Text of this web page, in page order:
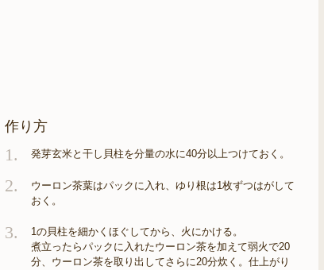
作り方
1. 発芽玄米と干し貝柱を分量の水に40分以上つけておく。
2.
ウーロン茶葉はパックに入れ、ゆり根は1枚ずつはがして
おく。
3.
1の貝柱を細かくほぐしてから、火にかける。
煮立ったらパックに入れたウーロン茶を加えて弱火で20
分、ウーロン茶を取り出してさらに20分炊く。仕上がり